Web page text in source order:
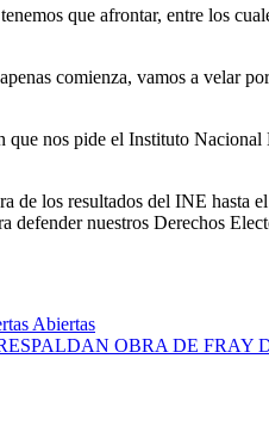
que afrontar, entre los
comienza, vamos a velar
nos pide el Instituto
de los resultados del INE
defender nuestros Derechos
Abiertas
OBRA DE FRAY